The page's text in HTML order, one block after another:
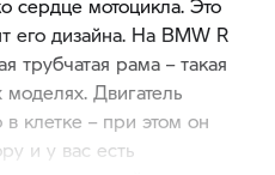
его дизайна. На BMW R
трубчатая рама – такая
Двигатель
клетке – при этом он
и у вас есть